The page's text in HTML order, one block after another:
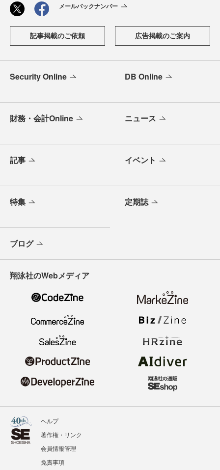
メールバックナンバー
記事掲載のご依頼 広告掲載のご案内
Security Online DB Online
財務・会計Online ニュース
記事 イベント
特集 定期誌
ブログ
翔泳社のWebメディア
ヘルプ
著作権・リンク
会員情報管理
免責事項